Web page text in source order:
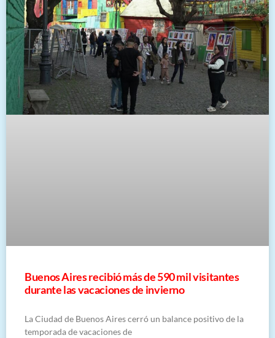
Buenos Aires recibió más de 590 mil visitantes
durante las vacaciones de invierno
La Ciudad de Buenos Aires cerró un balance positivo de la
temporada de vacaciones de